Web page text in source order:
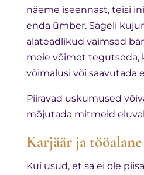
näeme iseennast, teisi
enda ümber. Sageli
alateadlikud vaimsed
meie võimet tegutseda,
võimalusi või saavutada
Piiravad uskumused
mõjutada mitmeid
Karjäär ja
Kui usud, et sa ei ole